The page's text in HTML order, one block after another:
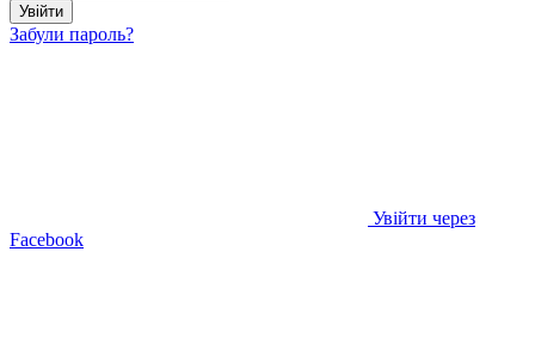
Увійти
Забули пароль?
Увійти через
Facebook